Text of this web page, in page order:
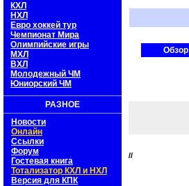
КХЛ
НХЛ
Евро хоккей тур
Чемпионат Мира
Олимпийские игры
МХЛ
ВХЛ
Молодежный ЧМ
Юниорский ЧМ
РАЗНОЕ
Новости
Онлайн
Ссылки
Форум
Гостевая книга
Тотализатор КХЛ и НХЛ
Версия для КПК
Обзор
//